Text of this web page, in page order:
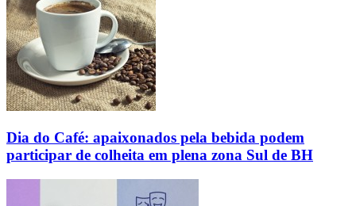
Dia do Café: apaixonados pela bebida podem
participar de colheita em plena zona Sul de BH